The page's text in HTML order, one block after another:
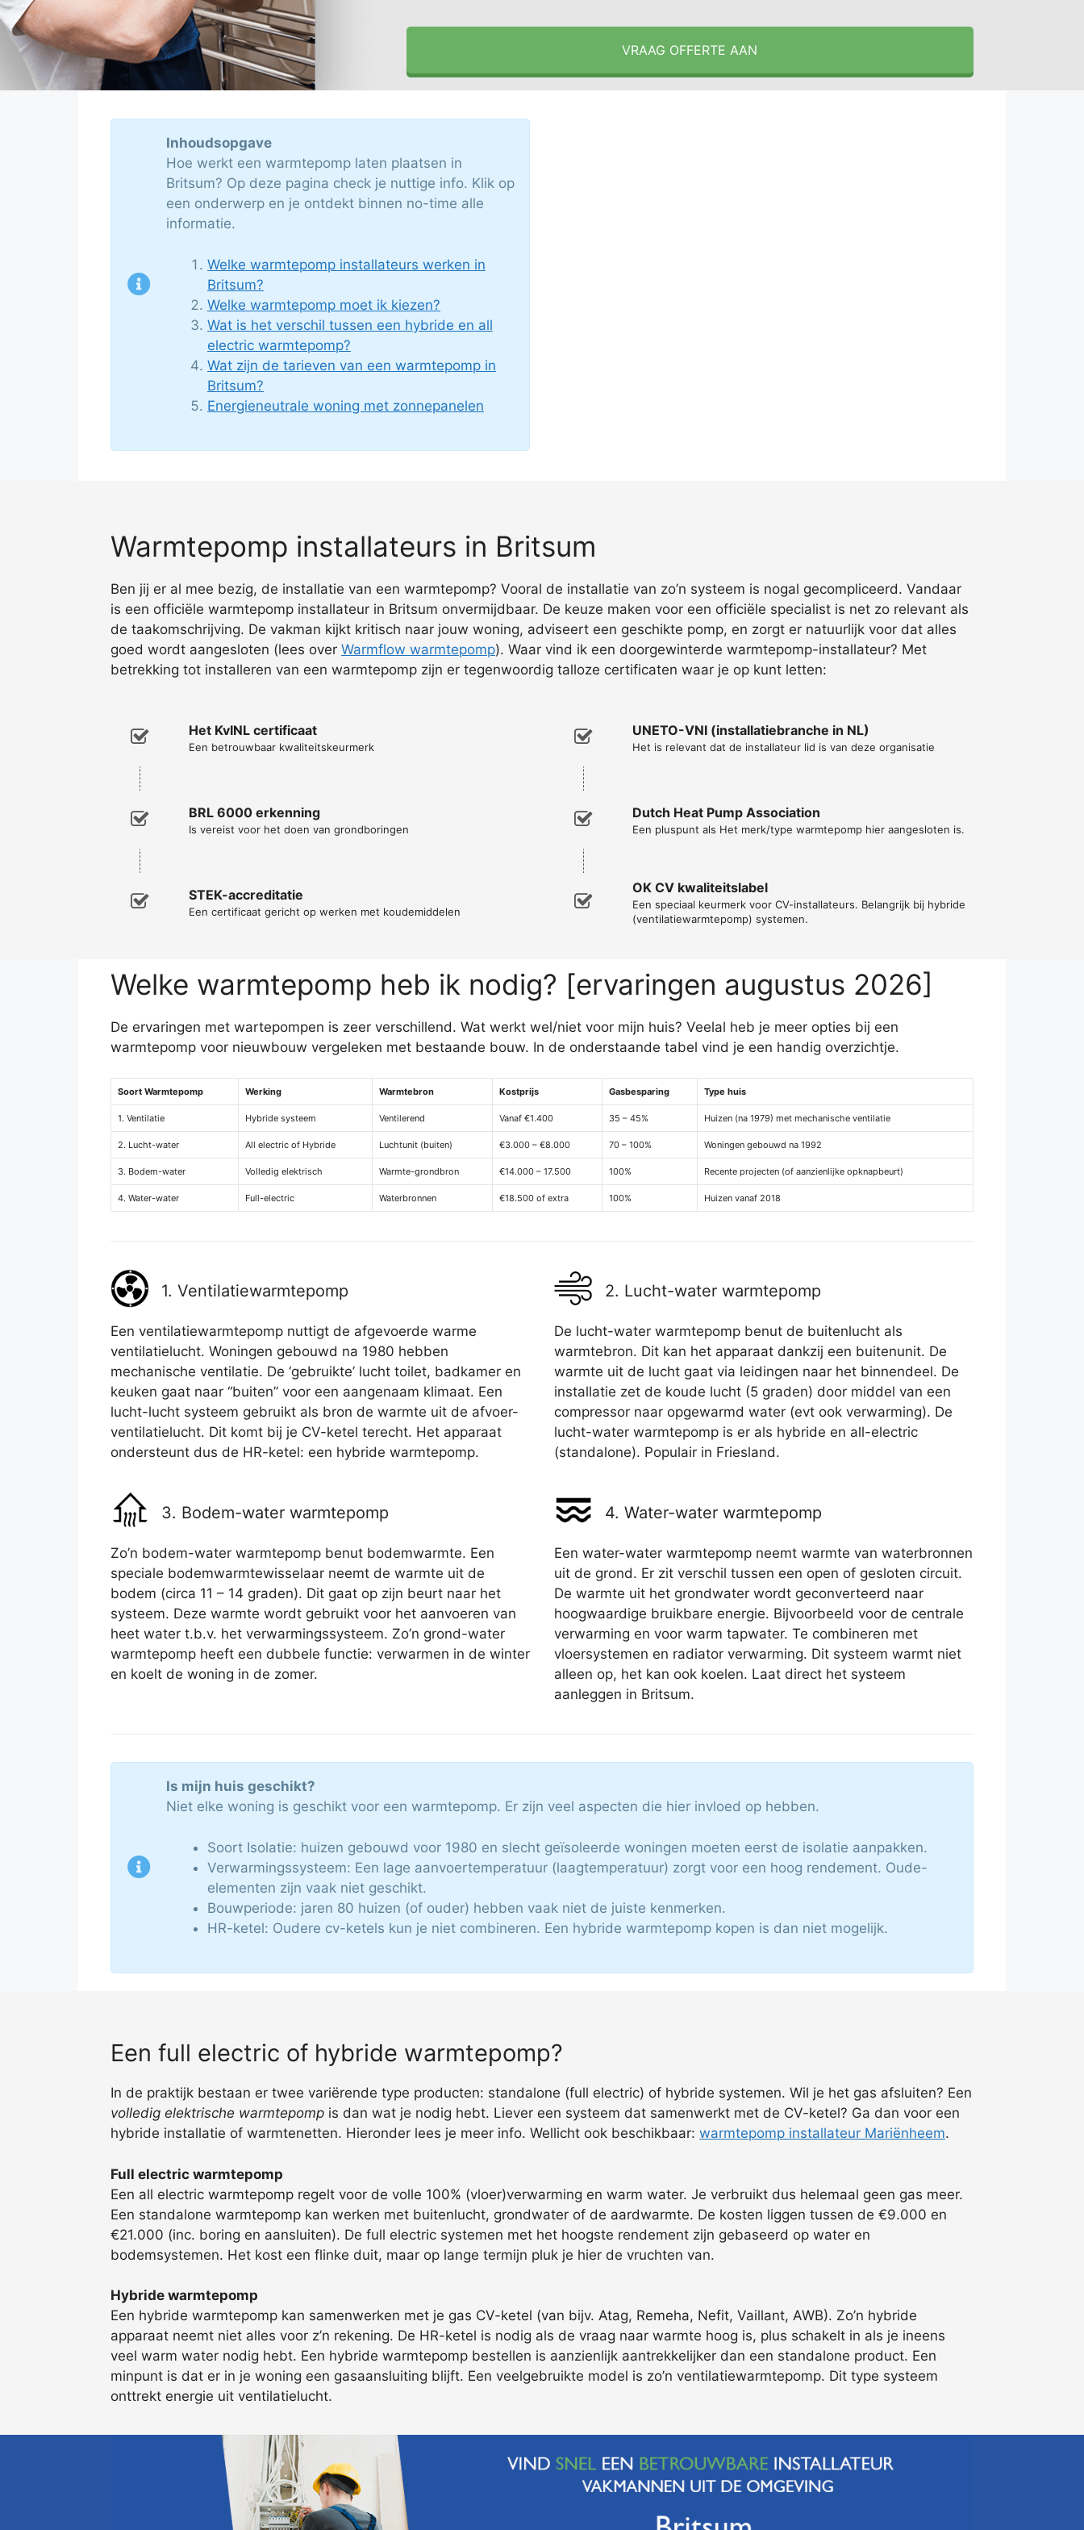
VRAAG OFFERTE AAN
Inhoudsopgave
Hoe werkt een warmtepomp laten plaatsen in
Britsum? Op deze pagina check je nuttige info. Klik op
een onderwerp en je ontdekt binnen no-time alle
informatie.
Welke warmtepomp installateurs werken in
Britsum?
Welke warmtepomp moet ik kiezen?
Wat is het verschil tussen een hybride en all
electric warmtepomp?
Wat zijn de tarieven van een warmtepomp in
Britsum?
Energieneutrale woning met zonnepanelen
Warmtepomp installateurs in Britsum
Ben jij er al mee bezig, de installatie van een warmtepomp? Vooral de installatie van zo’n systeem is nogal gecompliceerd. Vandaar
is een officiële warmtepomp installateur in Britsum onvermijdbaar. De keuze maken voor een officiële specialist is net zo relevant als
de taakomschrijving. De vakman kijkt kritisch naar jouw woning, adviseert een geschikte pomp, en zorgt er natuurlijk voor dat alles
goed wordt aangesloten (lees over Warmflow warmtepomp). Waar vind ik een doorgewinterde warmtepomp-installateur? Met
betrekking tot installeren van een warmtepomp zijn er tegenwoordig talloze certificaten waar je op kunt letten:
Het KvINL certificaat
Een betrouwbaar kwaliteitskeurmerk
BRL 6000 erkenning
Is vereist voor het doen van grondboringen
STEK-accreditatie
Een certificaat gericht op werken met koudemiddelen
UNETO-VNI (installatiebranche in NL)
Het is relevant dat de installateur lid is van deze organisatie
Dutch Heat Pump Association
Een pluspunt als Het merk/type warmtepomp hier aangesloten is.
OK CV kwaliteitslabel
Een speciaal keurmerk voor CV-installateurs. Belangrijk bij hybride
(ventilatiewarmtepomp) systemen.
Welke warmtepomp heb ik nodig? [ervaringen augustus 2026]
De ervaringen met wartepompen is zeer verschillend. Wat werkt wel/niet voor mijn huis? Veelal heb je meer opties bij een
warmtepomp voor nieuwbouw vergeleken met bestaande bouw. In de onderstaande tabel vind je een handig overzichtje.
Soort Warmtepomp Werking Warmtebron Kostprijs Gasbesparing Type huis
1. Ventilatie Hybride systeem Ventilerend Vanaf €1.400 35 – 45% Huizen (na 1979) met mechanische ventilatie
2. Lucht-water All electric of Hybride Luchtunit (buiten) €3.000 – €8.000 70 – 100% Woningen gebouwd na 1992
3. Bodem-water Volledig elektrisch Warmte-grondbron €14.000 – 17.500 100% Recente projecten (of aanzienlijke opknapbeurt)
4. Water-water Full-electric Waterbronnen €18.500 of extra 100% Huizen vanaf 2018
1. Ventilatiewarmtepomp
Een ventilatiewarmtepomp nuttigt de afgevoerde warme
ventilatielucht. Woningen gebouwd na 1980 hebben
mechanische ventilatie. De ‘gebruikte’ lucht toilet, badkamer en
keuken gaat naar “buiten” voor een aangenaam klimaat. Een
lucht-lucht systeem gebruikt als bron de warmte uit de afvoer-
ventilatielucht. Dit komt bij je CV-ketel terecht. Het apparaat
ondersteunt dus de HR-ketel: een hybride warmtepomp.
2. Lucht-water warmtepomp
De lucht-water warmtepomp benut de buitenlucht als
warmtebron. Dit kan het apparaat dankzij een buitenunit. De
warmte uit de lucht gaat via leidingen naar het binnendeel. De
installatie zet de koude lucht (5 graden) door middel van een
compressor naar opgewarmd water (evt ook verwarming). De
lucht-water warmtepomp is er als hybride en all-electric
(standalone). Populair in Friesland.
3. Bodem-water warmtepomp
Zo’n bodem-water warmtepomp benut bodemwarmte. Een
speciale bodemwarmtewisselaar neemt de warmte uit de
bodem (circa 11 – 14 graden). Dit gaat op zijn beurt naar het
systeem. Deze warmte wordt gebruikt voor het aanvoeren van
heet water t.b.v. het verwarmingssysteem. Zo’n grond-water
warmtepomp heeft een dubbele functie: verwarmen in de winter
en koelt de woning in de zomer.
4. Water-water warmtepomp
Een water-water warmtepomp neemt warmte van waterbronnen
uit de grond. Er zit verschil tussen een open of gesloten circuit.
De warmte uit het grondwater wordt geconverteerd naar
hoogwaardige bruikbare energie. Bijvoorbeeld voor de centrale
verwarming en voor warm tapwater. Te combineren met
vloersystemen en radiator verwarming. Dit systeem warmt niet
alleen op, het kan ook koelen. Laat direct het systeem
aanleggen in Britsum.
Is mijn huis geschikt?
Niet elke woning is geschikt voor een warmtepomp. Er zijn veel aspecten die hier invloed op hebben.
Soort Isolatie: huizen gebouwd voor 1980 en slecht geïsoleerde woningen moeten eerst de isolatie aanpakken.
Verwarmingssysteem: Een lage aanvoertemperatuur (laagtemperatuur) zorgt voor een hoog rendement. Oude-
elementen zijn vaak niet geschikt.
Bouwperiode: jaren 80 huizen (of ouder) hebben vaak niet de juiste kenmerken.
HR-ketel: Oudere cv-ketels kun je niet combineren. Een hybride warmtepomp kopen is dan niet mogelijk.
Een full electric of hybride warmtepomp?
In de praktijk bestaan er twee variërende type producten: standalone (full electric) of hybride systemen. Wil je het gas afsluiten? Een
volledig elektrische warmtepomp is dan wat je nodig hebt. Liever een systeem dat samenwerkt met de CV-ketel? Ga dan voor een
hybride installatie of warmtenetten. Hieronder lees je meer info. Wellicht ook beschikbaar: warmtepomp installateur Mariënheem.
Full electric warmtepomp
Een all electric warmtepomp regelt voor de volle 100% (vloer)verwarming en warm water. Je verbruikt dus helemaal geen gas meer.
Een standalone warmtepomp kan werken met buitenlucht, grondwater of de aardwarmte. De kosten liggen tussen de €9.000 en
€21.000 (inc. boring en aansluiten). De full electric systemen met het hoogste rendement zijn gebaseerd op water en
bodemsystemen. Het kost een flinke duit, maar op lange termijn pluk je hier de vruchten van.
Hybride warmtepomp
Een hybride warmtepomp kan samenwerken met je gas CV-ketel (van bijv. Atag, Remeha, Nefit, Vaillant, AWB). Zo’n hybride
apparaat neemt niet alles voor z’n rekening. De HR-ketel is nodig als de vraag naar warmte hoog is, plus schakelt in als je ineens
veel warm water nodig hebt. Een hybride warmtepomp bestellen is aanzienlijk aantrekkelijker dan een standalone product. Een
minpunt is dat er in je woning een gasaansluiting blijft. Een veelgebruikte model is zo’n ventilatiewarmtepomp. Dit type systeem
onttrekt energie uit ventilatielucht.